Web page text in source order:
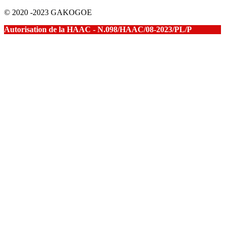
© 2020 -2023 GAKOGOE
Autorisation de la HAAC - N.098/HAAC/08-2023/PL/P